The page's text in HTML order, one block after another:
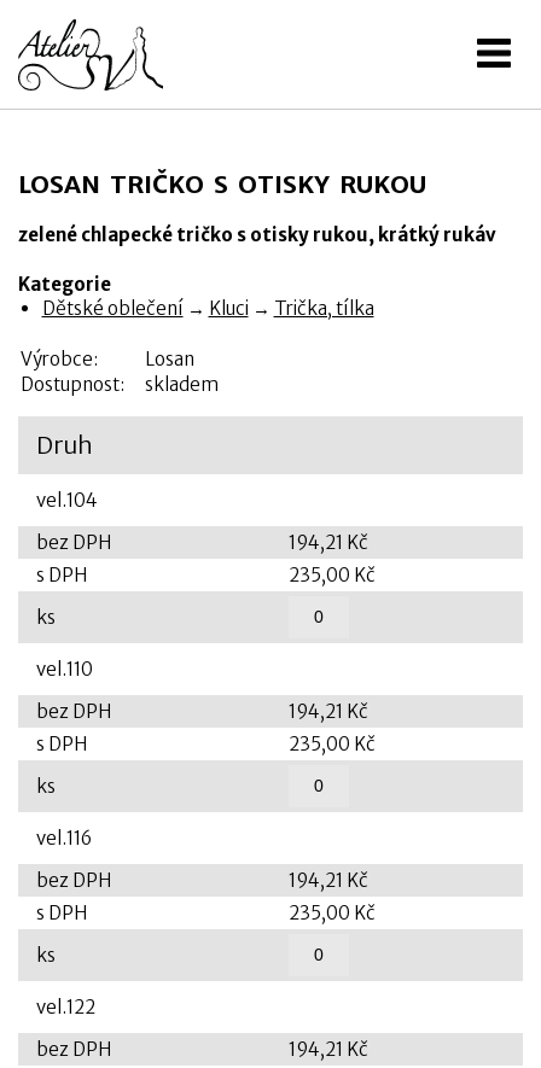
LOSAN TRIČKO S OTISKY RUKOU
zelené chlapecké tričko s otisky rukou, krátký rukáv
Kategorie
Dětské oblečení → Kluci → Trička, tílka
Výrobce:
Losan
Dostupnost:
skladem
Druh
vel.104
bez DPH
194,21 Kč
s DPH
235,00 Kč
ks
vel.110
bez DPH
194,21 Kč
s DPH
235,00 Kč
ks
vel.116
bez DPH
194,21 Kč
s DPH
235,00 Kč
ks
vel.122
bez DPH
194,21 Kč